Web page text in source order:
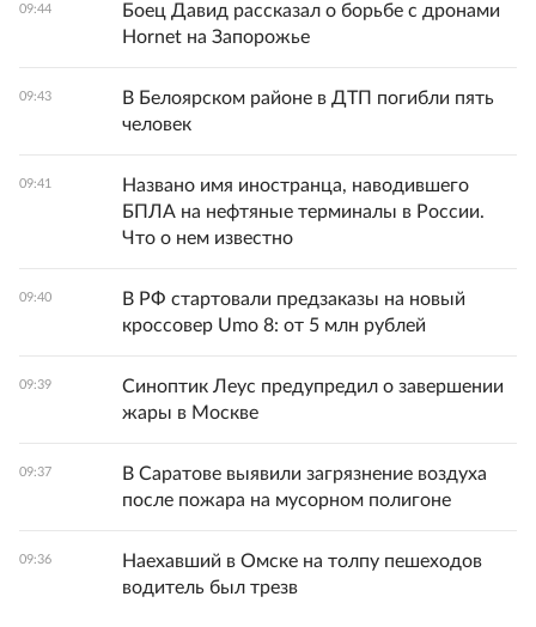
09:44
Боец Давид рассказал о борьбе с дронами
Hornet на Запорожье
09:43
В Белоярском районе в ДТП погибли пять
человек
09:41
Названо имя иностранца, наводившего
БПЛА на нефтяные терминалы в России.
Что о нем известно
09:40
В РФ стартовали предзаказы на новый
кроссовер Umo 8: от 5 млн рублей
09:39
Синоптик Леус предупредил о завершении
жары в Москве
09:37
В Саратове выявили загрязнение воздуха
после пожара на мусорном полигоне
09:36
Наехавший в Омске на толпу пешеходов
водитель был трезв